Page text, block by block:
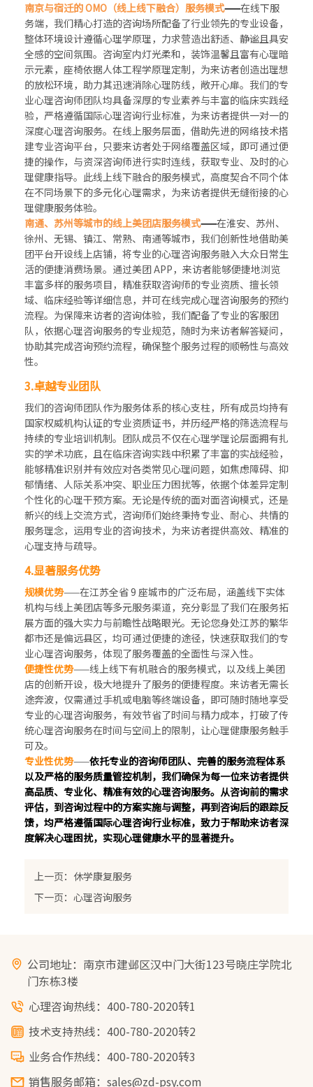
南京与宿迁的 OMO（线上线下融合）服务模式——在线下服
务端，我们精心打造的咨询场所配备了行业领先的专业设备，
整体环境设计遵循心理学原理，力求营造出舒适、静谧且具安
全感的空间氛围。咨询室内灯光柔和，装饰温馨且富有心理暗
示元素，座椅依据人体工程学原理定制，为来访者创造出理想
的放松环境，助力其迅速消除心理防线，敞开心扉。我们的专
业心理咨询师团队均具备深厚的专业素养与丰富的临床实践经
验，严格遵循国际心理咨询行业标准，为来访者提供一对一的
深度心理咨询服务。在线上服务层面，借助先进的网络技术搭
建专业咨询平台，只要来访者处于网络覆盖区域，即可通过便
捷的操作，与资深咨询师进行实时连线，获取专业、及时的心
理健康指导。此线上线下融合的服务模式，高度契合不同个体
在不同场景下的多元化心理需求，为来访者提供无缝衔接的心
理健康服务体验。
南通、苏州等城市的线上美团店服务模式——在淮安、苏州、
徐州、无锡、镇江、常熟、南通等城市，我们创新性地借助美
团平台开设线上店铺，将专业的心理咨询服务融入大众日常生
活的便捷消费场景。通过美团 APP，来访者能够便捷地浏览
丰富多样的服务项目，精准获取咨询师的专业资质、擅长领
域、临床经验等详细信息，并可在线完成心理咨询服务的预约
流程。为保障来访者的咨询体验，我们配备了专业的客服团
队，依据心理咨询服务的专业规范，随时为来访者解答疑问，
协助其完成咨询预约流程，确保整个服务过程的顺畅性与高效
性。
3.卓越专业团队
我们的咨询师团队作为服务体系的核心支柱，所有成员均持有
国家权威机构认证的专业资质证书，并历经严格的筛选流程与
持续的专业培训机制。团队成员不仅在心理学理论层面拥有扎
实的学术功底，且在临床咨询实践中积累了丰富的实战经验，
能够精准识别并有效应对各类常见心理问题，如焦虑障碍、抑
郁情绪、人际关系冲突、职业压力困扰等，依据个体差异定制
个性化的心理干预方案。无论是传统的面对面咨询模式，还是
新兴的线上交流方式，咨询师们始终秉持专业、耐心、共情的
服务理念，运用专业的咨询技术，为来访者提供高效、精准的
心理支持与疏导。
4.显著服务优势
规模优势——在江苏全省 9 座城市的广泛布局，涵盖线下实体
机构与线上美团店等多元服务渠道，充分彰显了我们在服务拓
展方面的强大实力与前瞻性战略眼光。无论您身处江苏的繁华
都市还是偏远县区，均可通过便捷的途径，快速获取我们的专
业心理咨询服务，体现了服务覆盖的全面性与深入性。
便捷性优势——线上线下有机融合的服务模式，以及线上美团
店的创新开设，极大地提升了服务的便捷程度。来访者无需长
途奔波，仅需通过手机或电脑等终端设备，即可随时随地享受
专业的心理咨询服务，有效节省了时间与精力成本，打破了传
统心理咨询服务在时间与空间上的限制，让心理健康服务触手
可及。
专业性优势——依托专业的咨询师团队、完善的服务流程体系
以及严格的服务质量管控机制，我们确保为每一位来访者提供
高品质、专业化、精准有效的心理咨询服务。从咨询前的需求
评估，到咨询过程中的方案实施与调整，再到咨询后的跟踪反
馈，均严格遵循国际心理咨询行业标准，致力于帮助来访者深
度解决心理困扰，实现心理健康水平的显著提升。
上一页：休学康复服务
下一页：心理咨询服务
公司地址：南京市建邺区汉中门大街123号晓庄学院北
门东栋3楼
心理咨询热线：400-780-2020转1
技术支持热线：400-780-2020转2
业务合作热线：400-780-2020转3
销售服务邮箱：sales@zd-psy.com